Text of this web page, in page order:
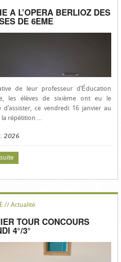
A L’OPERA BERLIOZ DES
DE 6EME
de leur professeur d’Éducation
les élèves de sixième ont eu le
d’assister, ce vendredi 16 janvier au
la répétition …
2026
// Actualité
TOUR CONCOURS
4°/3°